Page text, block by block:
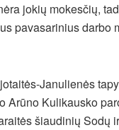
jokių mokesčių,
pavasarinius darbo
Janulienės
Kulikausko
šiaudinių Sodų